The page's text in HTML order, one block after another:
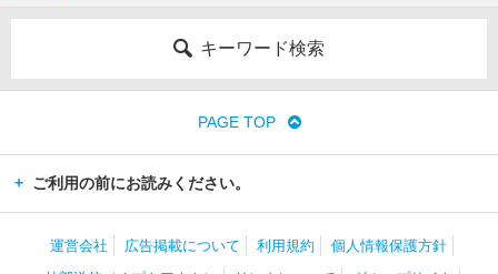
キーワード検索
PAGE TOP
ご利用の前にお読みください。
運営会社 広告掲載について 利用規約
個人情報保護方針